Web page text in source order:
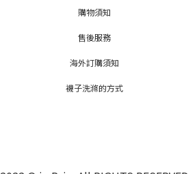
購物須知
售後服務
海外訂購須知
襪子洗滌的方式